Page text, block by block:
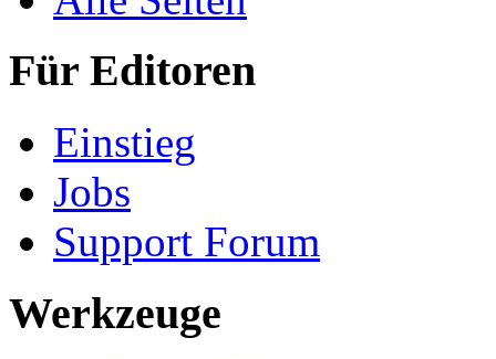
Für Editoren
Einstieg
Jobs
Support Forum
Werkzeuge